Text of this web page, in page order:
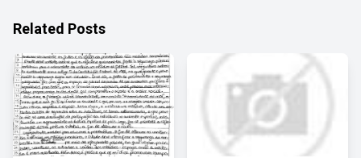
Related Posts